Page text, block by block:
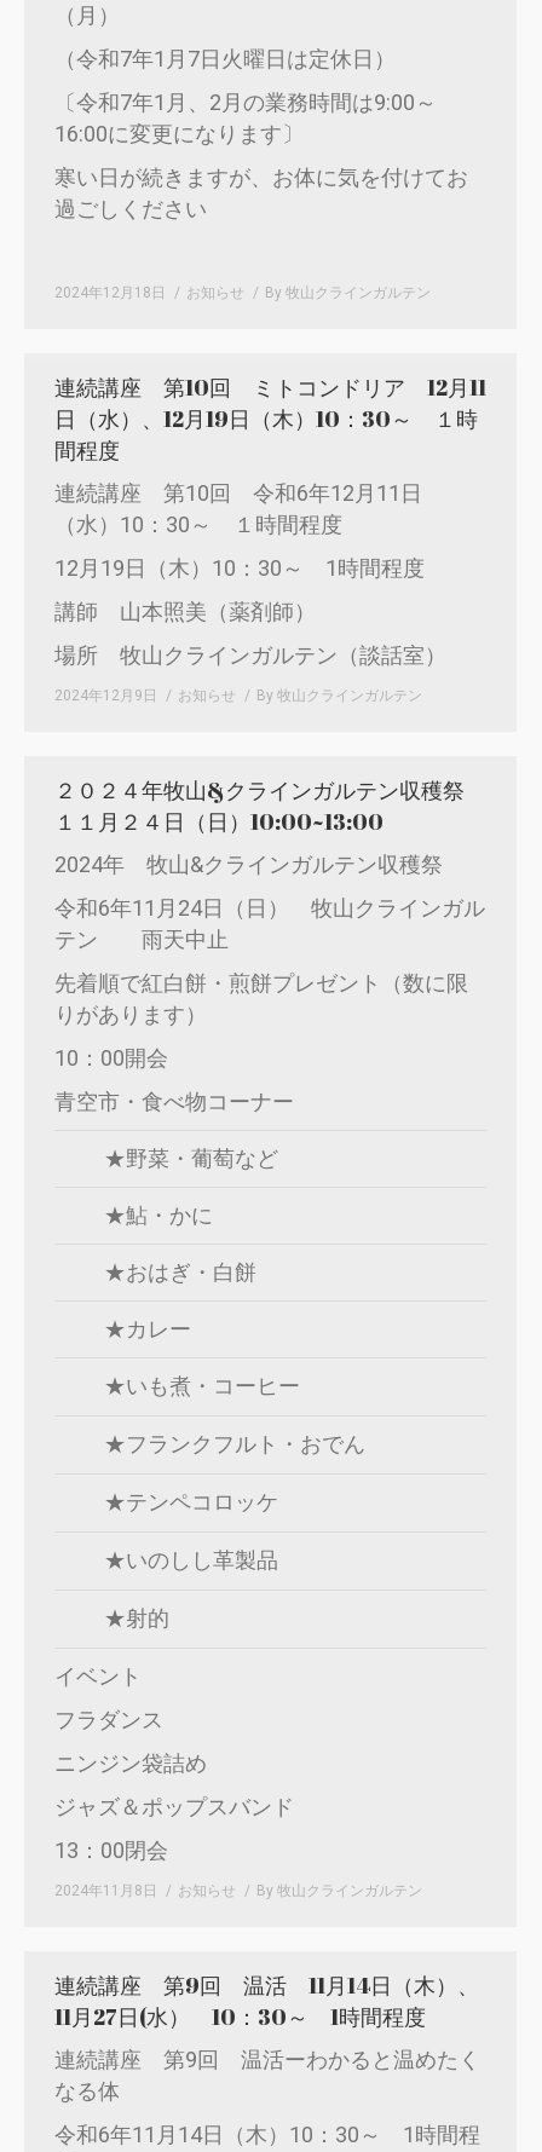
（月）
（令和7年1月7日火曜日は定休日）
〔令和7年1月、2月の業務時間は9:00～
16:00に変更になります〕
寒い日が続きますが、お体に気を付けてお
過ごしください
2024年12月18日 お知らせ By 牧山クラインガルテン
連続講座 第10回 ミトコンドリア 12月11
日（水）、12月19日（木）10：30～ １時
間程度
連続講座 第10回 令和6年12月11日
（水）10：30～ １時間程度
12月19日（木）10：30～ 1時間程度
講師 山本照美（薬剤師）
場所 牧山クラインガルテン（談話室）
2024年12月9日 お知らせ By 牧山クラインガルテン
２０２４年牧山&クラインガルテン収穫祭
１１月２４日（日）10:00~13:00
2024年 牧山&クラインガルテン収穫祭
令和6年11月24日（日） 牧山クラインガル
テン 雨天中止
先着順で紅白餅・煎餅プレゼント（数に限
りがあります）
10：00開会
青空市・食べ物コーナー
★野菜・葡萄など
★鮎・かに
★おはぎ・白餅
★カレー
★いも煮・コーヒー
★フランクフルト・おでん
★テンペコロッケ
★いのしし革製品
★射的
イベント
フラダンス
ニンジン袋詰め
ジャズ＆ポップスバンド
13：00閉会
2024年11月8日 お知らせ By 牧山クラインガルテン
連続講座 第9回 温活 11月14日（木）、
11月27日(水） 10：30～ 1時間程度
連続講座 第9回 温活ーわかると温めたく
なる体
令和6年11月14日（木）10：30～ 1時間程